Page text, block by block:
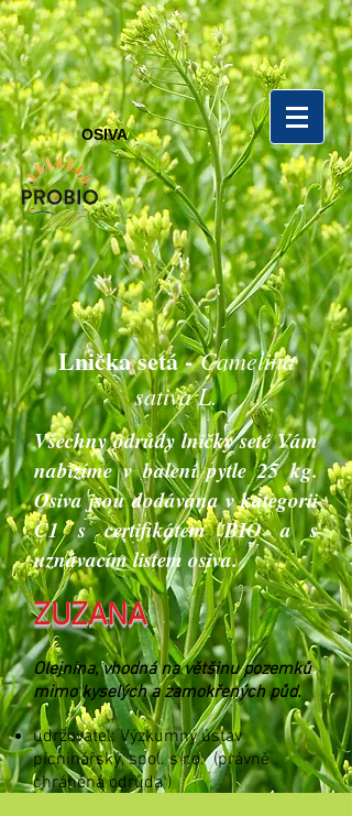
OSIVA
Lnička setá -Camelina
sativa L.
Všechny odrůdy lničky seté Vám
nabízíme v balení pytle 25 kg.
Osiva jsou dodávána v kategorii
C1 s certifikátem BIO a s
uznávacím listem osiva.
ZUZANA
Olejnina, vhodná na většinu pozemků
mimo kyselých a zamokřených půd.
udržovatel: Výzkumný ústav
pícninářský, spol. s r.o.(právně
chráněná odrůda )